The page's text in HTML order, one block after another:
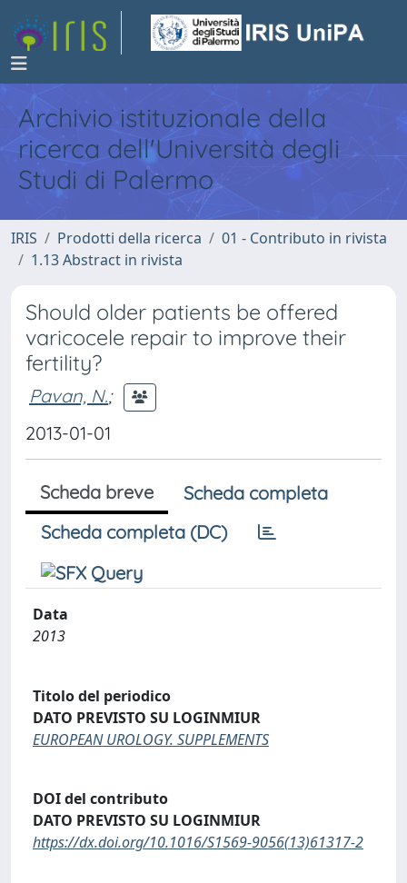
Archivio istituzionale della
ricerca dell'Università degli
Studi di Palermo
IRIS Prodotti della ricerca
01 - Contributo in rivista
1.13 Abstract in rivista
Should older patients be offered
varicocele repair to improve their
fertility?
Pavan, N.;
2013-01-01
Scheda breve
Scheda completa
Scheda completa (DC)
Data
2013
Titolo del periodico
DATO PREVISTO SU LOGINMIUR
EUROPEAN UROLOGY. SUPPLEMENTS
DOI del contributo
DATO PREVISTO SU LOGINMIUR
https://dx.doi.org/10.1016/S1569-9056(13)61317-2